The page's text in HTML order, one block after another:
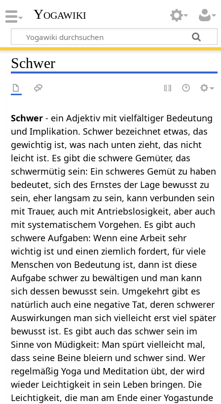
Yogawiki
Schwer
Schwer- ein Adjektiv mit vielfältiger Bedeutung
und Implikation. Schwer bezeichnet etwas, das
gewichtig ist, was nach unten zieht, das nicht
leicht ist. Es gibt die schwere Gemüter, das
schwermütig sein: Ein schweres Gemüt zu haben
bedeutet, sich des Ernstes der Lage bewusst zu
sein, eher langsam zu sein, kann verbunden sein
mit Trauer, auch mit Antriebslosigkeit, aber auch
mit systematischem Vorgehen. Es gibt auch
schwere Aufgaben: Wenn eine Arbeit sehr
wichtig ist und einen ziemlich fordert, für viele
Menschen von Bedeutung ist, dann ist diese
Aufgabe schwer zu bewältigen und man kann
sich dessen bewusst sein. Umgekehrt gibt es
natürlich auch eine negative Tat, deren schwerer
Auswirkungen man sich vielleicht erst viel später
bewusst ist. Es gibt auch das schwer sein im
Sinne von Müdigkeit: Man spürt vielleicht mal,
dass seine Beine bleiern und schwer sind. Wer
regelmäßig Yoga und Meditation übt, der wird
wieder Leichtigkeit in sein Leben bringen. Die
Leichtigkeit, die man am Ende einer Yogastunde